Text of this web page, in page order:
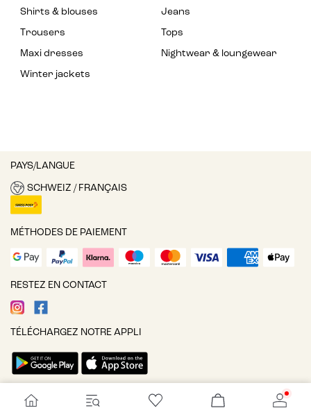
Shirts & blouses
Jeans
Trousers
Tops
Maxi dresses
Nightwear & loungewear
Winter jackets
PAYS/LANGUE
SCHWEIZ / FRANÇAIS
MÉTHODES DE PAIEMENT
RESTEZ EN CONTACT
TÉLÉCHARGEZ NOTRE APPLI